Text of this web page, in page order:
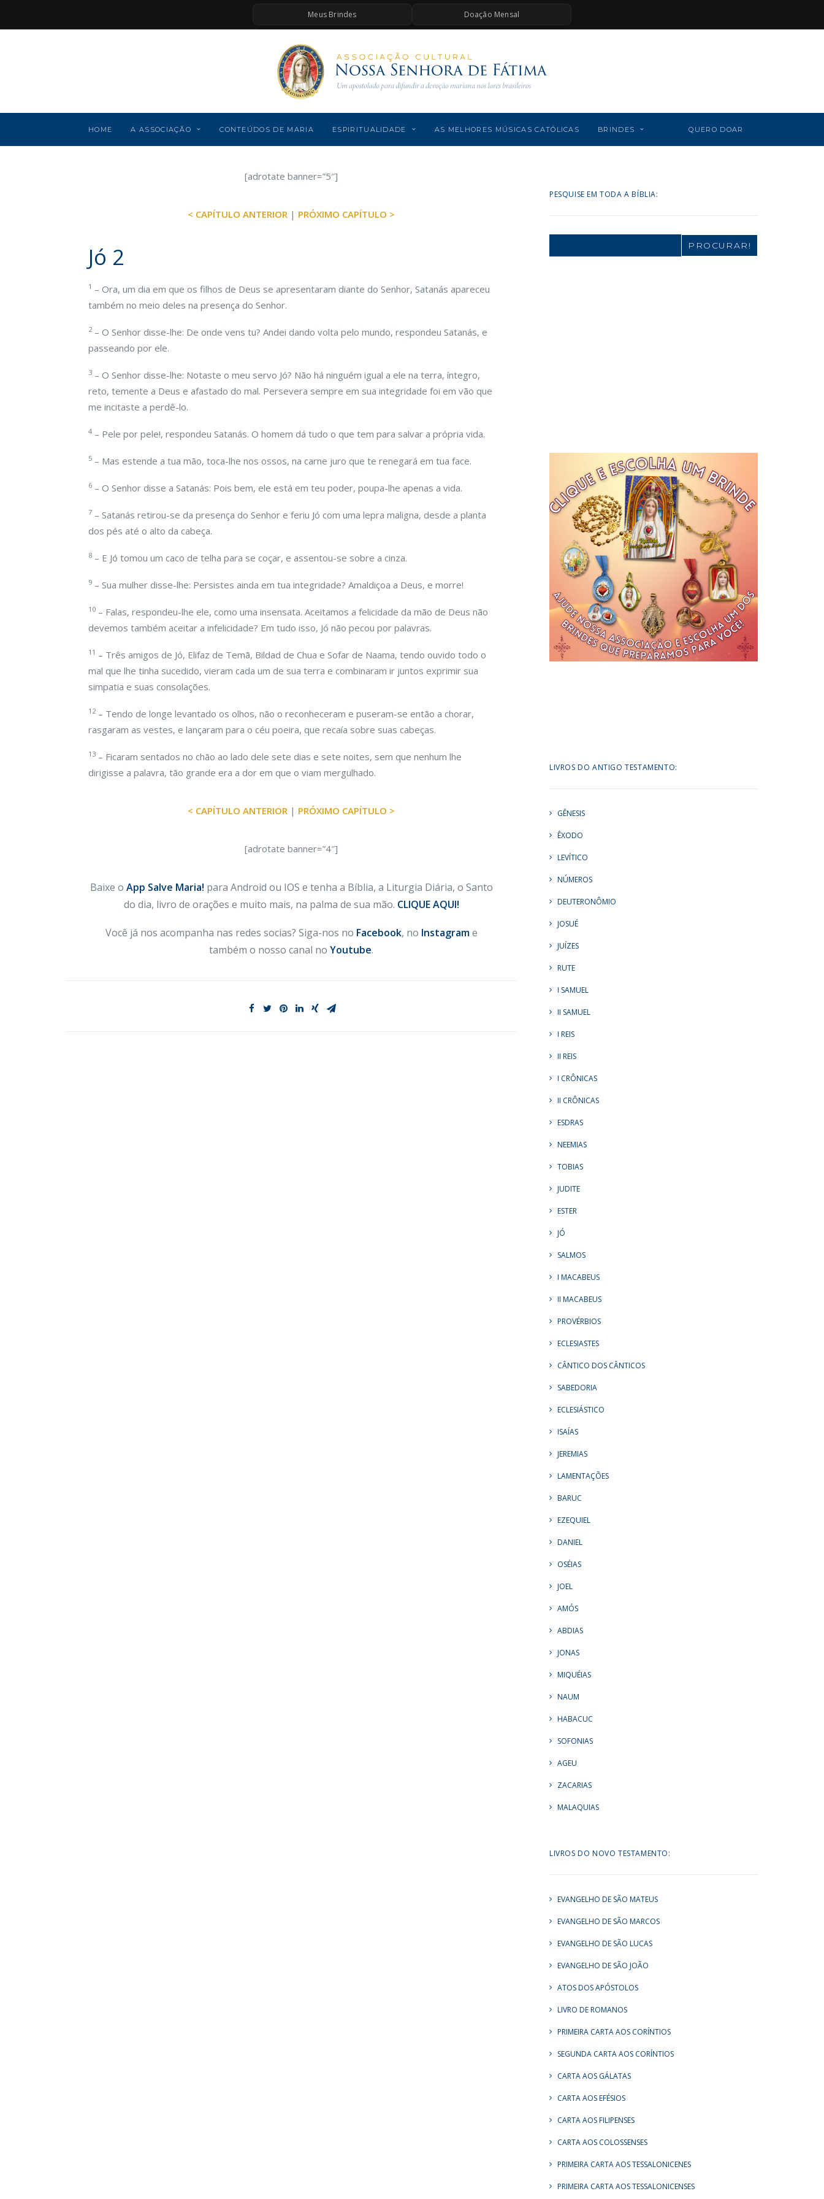
Meus Brindes Doação Mensal
HOME A ASSOCIAÇÃO CONTEÚDOS DE MARIA ESPIRITUALIDADE AS MELHORES MÚSICAS CATÓLICAS BRINDES QUERO DOAR
[adrotate banner=”5″]
< CAPÍTULO ANTERIOR | PRÓXIMO CAPÍTULO >
Jó 2
1 – Ora, um dia em que os filhos de Deus se apresentaram diante do Senhor, Satanás apareceu
também no meio deles na presença do Senhor.
2– O Senhor disse-lhe: De onde vens tu? Andei dando volta pelo mundo, respondeu Satanás, e
passeando por ele.
3 – O Senhor disse-lhe: Notaste o meu servo Jó? Não há ninguém igual a ele na terra, íntegro,
reto, temente a Deus e afastado do mal. Persevera sempre em sua integridade foi em vão que
me incitaste a perdê-lo.
4 – Pele por pele!, respondeu Satanás. O homem dá tudo o que tem para salvar a própria vida.
5 – Mas estende a tua mão, toca-lhe nos ossos, na carne juro que te renegará em tua face.
6 – O Senhor disse a Satanás: Pois bem, ele está em teu poder, poupa-lhe apenas a vida.
7 – Satanás retirou-se da presença do Senhor e feriu Jó com uma lepra maligna, desde a planta
dos pés até o alto da cabeça.
8 – E Jó tomou um caco de telha para se coçar, e assentou-se sobre a cinza.
9 – Sua mulher disse-lhe: Persistes ainda em tua integridade? Amaldiçoa a Deus, e morre!
10 – Falas, respondeu-lhe ele, como uma insensata. Aceitamos a felicidade da mão de Deus não
devemos também aceitar a infelicidade? Em tudo isso, Jó não pecou por palavras.
11 – Três amigos de Jó, Elifaz de Temã, Bildad de Chua e Sofar de Naama, tendo ouvido todo o
mal que lhe tinha sucedido, vieram cada um de sua terra e combinaram ir juntos exprimir sua
simpatia e suas consolações.
12– Tendo de longe levantado os olhos, não o reconheceram e puseram-se então a chorar,
rasgaram as vestes, e lançaram para o céu poeira, que recaía sobre suas cabeças.
13 – Ficaram sentados no chão ao lado dele sete dias e sete noites, sem que nenhum lhe
dirigisse a palavra, tão grande era a dor em que o viam mergulhado.
< CAPÍTULO ANTERIOR | PRÓXIMO CAPÍTULO >
[adrotate banner=”4″]
Baixe o App Salve Maria! para Android ou IOS e tenha a Bíblia, a Liturgia Diária, o Santo
do dia, livro de orações e muito mais, na palma de sua mão. CLIQUE AQUI!
Você já nos acompanha nas redes socias? Siga-nos no Facebook, no Instagrame
também o nosso canal no Youtube.
PESQUISE EM TODA A BÍBLIA:
Search
LIVROS DO ANTIGO TESTAMENTO:
GÊNESIS
ÊXODO
LEVÍTICO
NÚMEROS
DEUTERONÔMIO
JOSUÉ
JUÍZES
RUTE
I SAMUEL
II SAMUEL
I REIS
II REIS
I CRÔNICAS
II CRÔNICAS
ESDRAS
NEEMIAS
TOBIAS
JUDITE
ESTER
JÓ
SALMOS
I MACABEUS
II MACABEUS
PROVÉRBIOS
ECLESIASTES
CÂNTICO DOS CÂNTICOS
SABEDORIA
ECLESIÁSTICO
ISAÍAS
JEREMIAS
LAMENTAÇÕES
BARUC
EZEQUIEL
DANIEL
OSÉIAS
JOEL
AMÓS
ABDIAS
JONAS
MIQUÉIAS
NAUM
HABACUC
SOFONIAS
AGEU
ZACARIAS
MALAQUIAS
LIVROS DO NOVO TESTAMENTO:
EVANGELHO DE SÃO MATEUS
EVANGELHO DE SÃO MARCOS
EVANGELHO DE SÃO LUCAS
EVANGELHO DE SÃO JOÃO
ATOS DOS APÓSTOLOS
LIVRO DE ROMANOS
PRIMEIRA CARTA AOS CORÍNTIOS
SEGUNDA CARTA AOS CORÍNTIOS
CARTA AOS GÁLATAS
CARTA AOS EFÉSIOS
CARTA AOS FILIPENSES
CARTA AOS COLOSSENSES
PRIMEIRA CARTA AOS TESSALONICENES
PRIMEIRA CARTA AOS TESSALONICENSES